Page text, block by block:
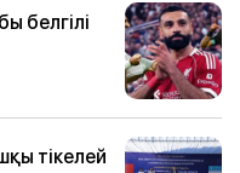
белгілі
тікелей